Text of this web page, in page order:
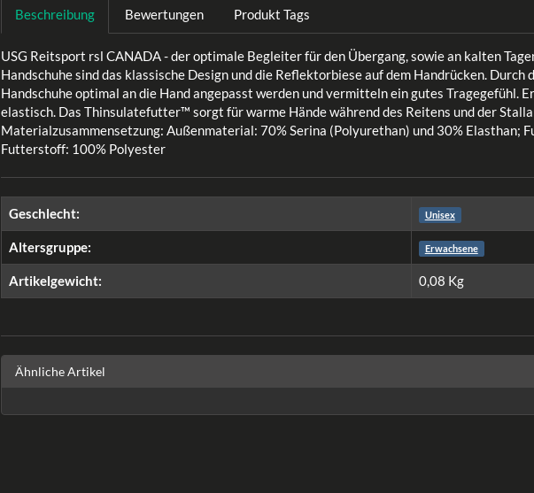
Beschreibung Bewertungen Produkt Tags
USG Reitsport rsl CANADA - der optimale Begleiter für den Übergang, sowie an kalten
Handschuhe sind das klassische Design und die Reflektorbiese auf dem Handrücken.
Handschuhe optimal an die Hand angepasst werden und vermitteln ein gutes Tragegefühl.
elastisch. Das Thinsulatefutter™ sorgt für warme Hände während des Reitens und der
Materialzusammensetzung: Außenmaterial: 70% Serina (Polyurethan) und 30% Elasthan;
Futterstoff: 100% Polyester
Geschlecht: Unisex
Altersgruppe: Erwachsene
Artikelgewicht: 0,08 Kg
Ähnliche Artikel